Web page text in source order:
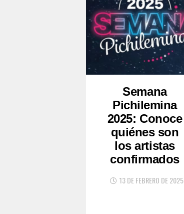
Semana
Pichilemina
2025: Conoce
quiénes son
los artistas
confirmados
13 DE FEBRERO DE 2025